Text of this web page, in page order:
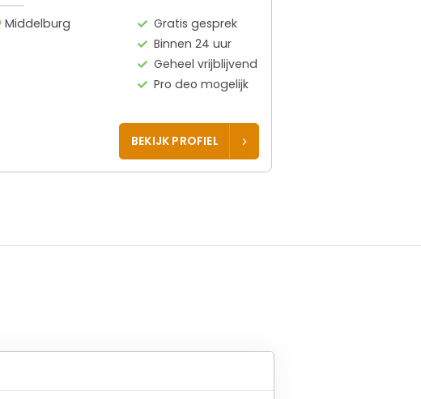
Middelburg
Gratis gesprek
Binnen 24 uur
Geheel vrijblijvend
Pro deo mogelijk
BEKIJK PROFIEL